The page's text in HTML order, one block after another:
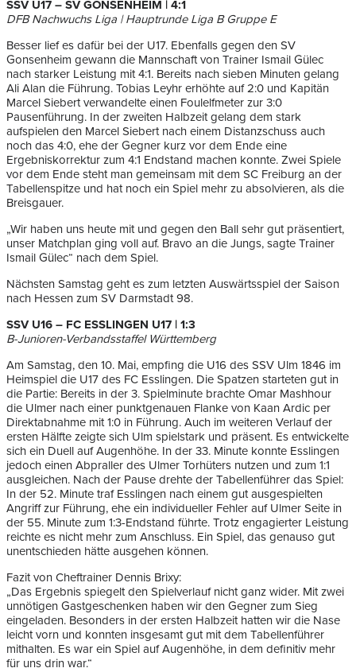
SSV U17 – SV GONSENHEIM | 4:1
DFB Nachwuchs Liga | Hauptrunde Liga B Gruppe E
Besser lief es dafür bei der U17. Ebenfalls gegen den SV
Gonsenheim gewann die Mannschaft von Trainer Ismail Gülec
nach starker Leistung mit 4:1. Bereits nach sieben Minuten gelang
Ali Alan die Führung. Tobias Leyhr erhöhte auf 2:0 und Kapitän
Marcel Siebert verwandelte einen Foulelfmeter zur 3:0
Pausenführung. In der zweiten Halbzeit gelang dem stark
aufspielen den Marcel Siebert nach einem Distanzschuss auch
noch das 4:0, ehe der Gegner kurz vor dem Ende eine
Ergebniskorrektur zum 4:1 Endstand machen konnte. Zwei Spiele
vor dem Ende steht man gemeinsam mit dem SC Freiburg an der
Tabellenspitze und hat noch ein Spiel mehr zu absolvieren, als die
Breisgauer.
„Wir haben uns heute mit und gegen den Ball sehr gut präsentiert,
unser Matchplan ging voll auf. Bravo an die Jungs, sagte Trainer
Ismail Gülec“ nach dem Spiel.
Nächsten Samstag geht es zum letzten Auswärtsspiel der Saison
nach Hessen zum SV Darmstadt 98.
SSV U16 – FC ESSLINGEN U17 | 1:3
B-Junioren-Verbandsstaffel Württemberg
Am Samstag, den 10. Mai, empfing die U16 des SSV Ulm 1846 im
Heimspiel die U17 des FC Esslingen. Die Spatzen starteten gut in
die Partie: Bereits in der 3. Spielminute brachte Omar Mashhour
die Ulmer nach einer punktgenauen Flanke von Kaan Ardic per
Direktabnahme mit 1:0 in Führung. Auch im weiteren Verlauf der
ersten Hälfte zeigte sich Ulm spielstark und präsent. Es entwickelte
sich ein Duell auf Augenhöhe. In der 33. Minute konnte Esslingen
jedoch einen Abpraller des Ulmer Torhüters nutzen und zum 1:1
ausgleichen. Nach der Pause drehte der Tabellenführer das Spiel:
In der 52. Minute traf Esslingen nach einem gut ausgespielten
Angriff zur Führung, ehe ein individueller Fehler auf Ulmer Seite in
der 55. Minute zum 1:3-Endstand führte. Trotz engagierter Leistung
reichte es nicht mehr zum Anschluss. Ein Spiel, das genauso gut
unentschieden hätte ausgehen können.
Fazit von Cheftrainer Dennis Brixy:
„Das Ergebnis spiegelt den Spielverlauf nicht ganz wider. Mit zwei
unnötigen Gastgeschenken haben wir den Gegner zum Sieg
eingeladen. Besonders in der ersten Halbzeit hatten wir die Nase
leicht vorn und konnten insgesamt gut mit dem Tabellenführer
mithalten. Es war ein Spiel auf Augenhöhe, in dem definitiv mehr
für uns drin war.“